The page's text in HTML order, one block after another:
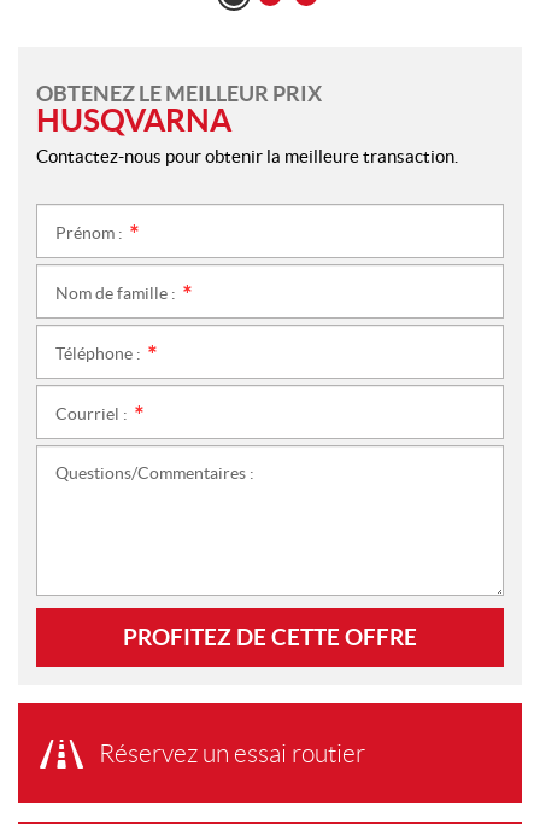
OBTENEZ LE MEILLEUR PRIX
HUSQVARNA
Contactez-nous pour obtenir la meilleure transaction.
Prénom :
Nom de famille :
Téléphone :
Courriel :
Questions/Commentaires :
PROFITEZ DE CETTE OFFRE
Réservez un essai routier